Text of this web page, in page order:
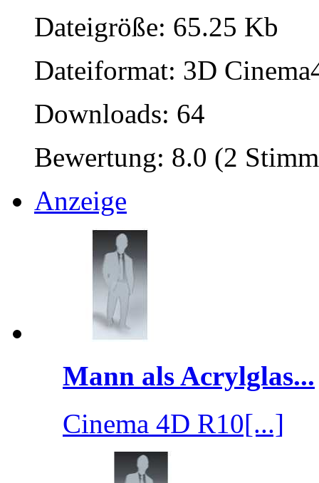
Dateigröße: 65.25 Kb
Dateiformat: 3D
Downloads: 64
Bewertung: 8.0 (2
Anzeige
Mann als Acrylglas...
Cinema 4D R10[...]